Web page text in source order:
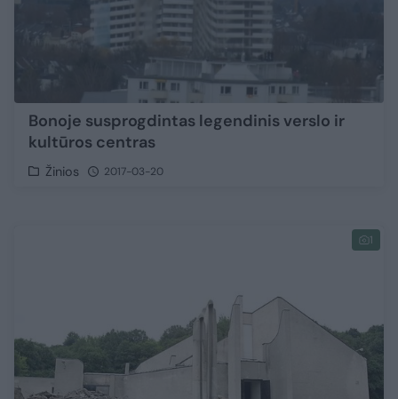
Bonoje susprogdintas legendinis verslo ir
kultūros centras
Žinios 2017-03-20
1